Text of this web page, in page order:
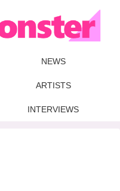
NEWS
ARTISTS
INTERVIEWS